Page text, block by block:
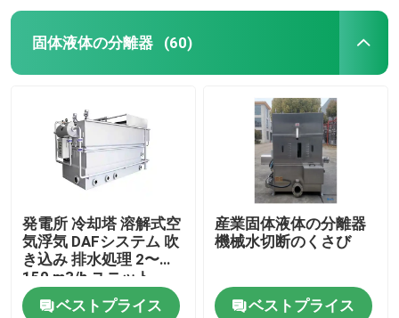
固体液体の分離器 (60)
発電所 冷却塔 溶解式空
気浮気 DAFシステム 吹
き込み 排水処理 2〜
150 m3/h ユニット
ベストプライス
産業固体液体の分離器
機械水切断のくさび
ベストプライス